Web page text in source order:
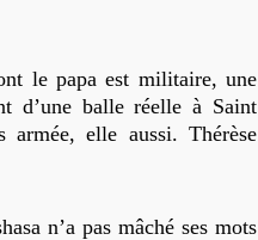
le papa est militaire, une
d’une balle réelle à Saint
elle aussi. Thérèse
n’a pas mâché ses mots